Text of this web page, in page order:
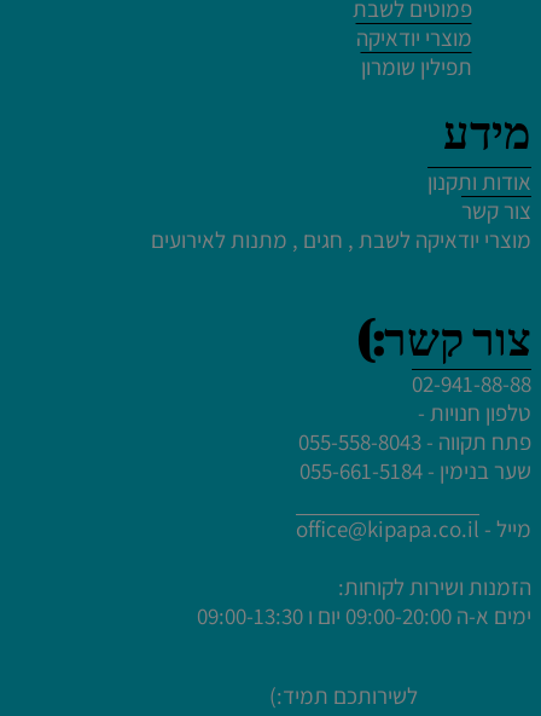
פמוטים לשבת
מוצרי יודאיקה
תפילין שומרון
מידע
אודות ותקנון
צור קשר
מוצרי יודאיקה לשבת , חגים , מתנות לאירועים
צור קשר:)
02-941-88-88
טלפון חנויות -
פתח תקווה - 055-558-8043
שער בנימין - 055-661-5184
מייל - office@kipapa.co.il
הזמנות ושירות לקוחות:
ימים א-ה 09:00-20:00 יום ו 09:00-13:30
לשירותכם תמיד:)
לחץ פעמיים לעריכת הטקסט
לחץ כאן
לחץ פעמיים לעריכת הטקסט
לחץ פעמיים לעריכת הטקסט
לחץ פעמיים לעריכת הטקסט
לחץ פעמיים לעריכת הטקסט
לחץ פעמיים לעריכת הטקסט